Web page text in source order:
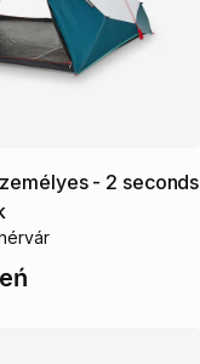
- 2 seconds